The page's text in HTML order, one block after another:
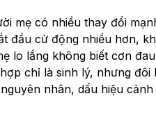
mẹ có nhiều thay đổi
đầu cử động nhiều hơn,
lo lắng không biết cơn
chỉ là sinh lý, nhưng đôi
nhân, dấu hiệu